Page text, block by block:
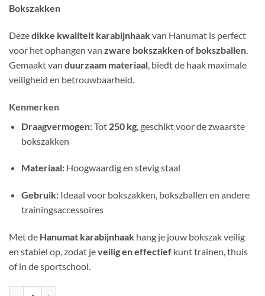
Bokszakken
Dezedikke kwaliteit karabijnhaakvan Hanumat is perfect
voor het ophangen van zware bokszakken of bokszballen.
Gemaakt van duurzaam materiaal, biedt de haak maximale
veiligheid en betrouwbaarheid.
Kenmerken
Draagvermogen:Tot 250 kg, geschikt voor de zwaarste
bokszakken
Materiaal:Hoogwaardig en stevig staal
Gebruik:Ideaal voor bokszakken, bokszballen en andere
trainingsaccessoires
Met de Hanumat karabijnhaak hang je jouw bokszak veilig
en stabiel op, zodat jeveilig en effectief kunt trainen, thuis
of in de sportschool.